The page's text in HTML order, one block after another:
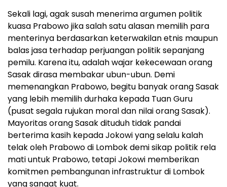
Sekali lagi, agak susah menerima argumen politik
kuasa Prabowo jika salah satu alasan memilih para
menterinya berdasarkan keterwakilan etnis maupun
balas jasa terhadap perjuangan politik sepanjang
pemilu. Karena itu, adalah wajar kekecewaan orang
Sasak dirasa membakar ubun-ubun. Demi
memenangkan Prabowo, begitu banyak orang Sasak
yang lebih memilih durhaka kepada Tuan Guru
(pusat segala rujukan moral dan nilai orang Sasak).
Mayoritas orang Sasak dituduh tidak pandai
berterima kasih kepada Jokowi yang selalu kalah
telak oleh Prabowo di Lombok demi sikap politik rela
mati untuk Prabowo, tetapi Jokowi memberikan
komitmen pembangunan infrastruktur di Lombok
yang sangat kuat.